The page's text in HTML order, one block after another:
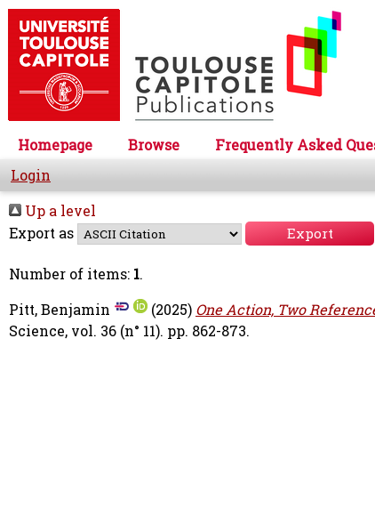
Homepage Browse Frequently Asked
Login
Up a level
Export as
Number of items: 1.
Pitt, Benjamin
(2025) One Action, Two
Science, vol. 36 (n° 11). pp. 862-873.